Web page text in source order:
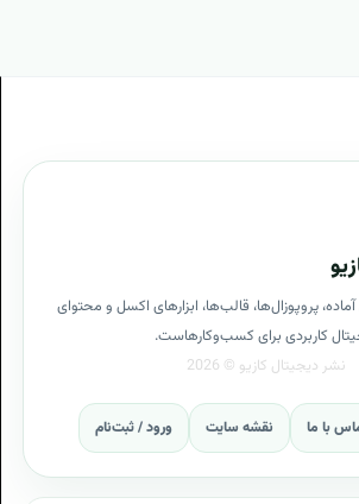
پروپوزال‌ها، قالب‌ها، ابزارهای اکسل و محتوای
کاربردی برای کسب‌وکارهاست.
با ما نقشه سایت ورود / ثبت‌نام